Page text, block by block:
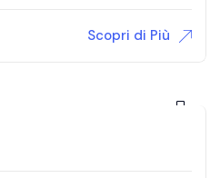
Scopri di Più